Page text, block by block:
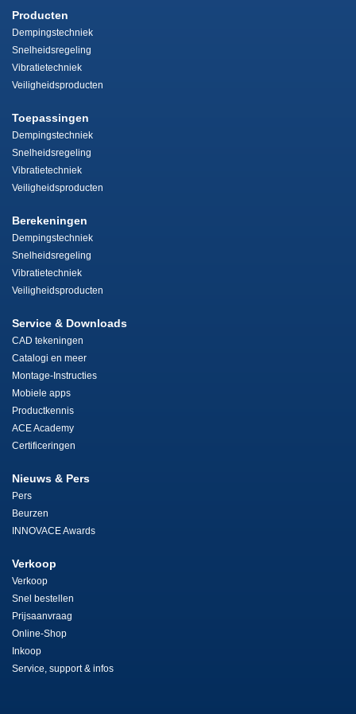
Producten
Dempingstechniek
Snelheidsregeling
Vibratietechniek
Veiligheidsproducten
Toepassingen
Dempingstechniek
Snelheidsregeling
Vibratietechniek
Veiligheidsproducten
Berekeningen
Dempingstechniek
Snelheidsregeling
Vibratietechniek
Veiligheidsproducten
Service & Downloads
CAD tekeningen
Catalogi en meer
Montage-Instructies
Mobiele apps
Productkennis
ACE Academy
Certificeringen
Nieuws & Pers
Pers
Beurzen
INNOVACE Awards
Verkoop
Verkoop
Snel bestellen
Prijsaanvraag
Online-Shop
Inkoop
Service, support & infos